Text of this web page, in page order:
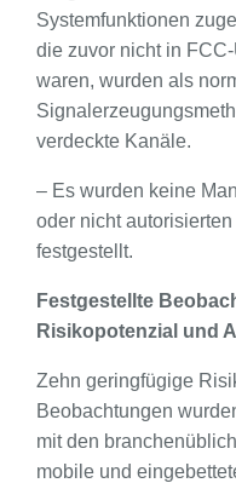
Systemfunktionen
die zuvor nicht in
waren, wurden als
verdeckte Kanäle.
– Es wurden keine
oder nicht
festgestellt.
Festgestellte
Risikopotenzial und
Zehn geringfügige
Beobachtungen
mit den
mobile und